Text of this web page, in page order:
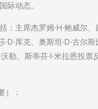
际动态。
主席杰罗姆·H·鲍威尔、
·D·库克、奥斯坦·D·古尔
沃勒。斯蒂芬·I·米拉恩投
：